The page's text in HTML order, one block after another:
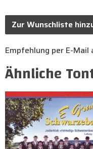
Zur Wunschliste
Empfehlung per E-Mail
Ähnliche